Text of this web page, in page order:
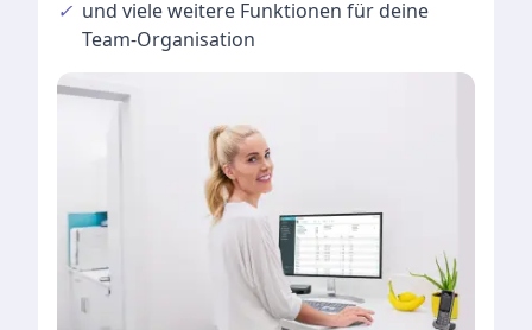
✓ und vieleweitere Funktionen für deine
Team-Organisation